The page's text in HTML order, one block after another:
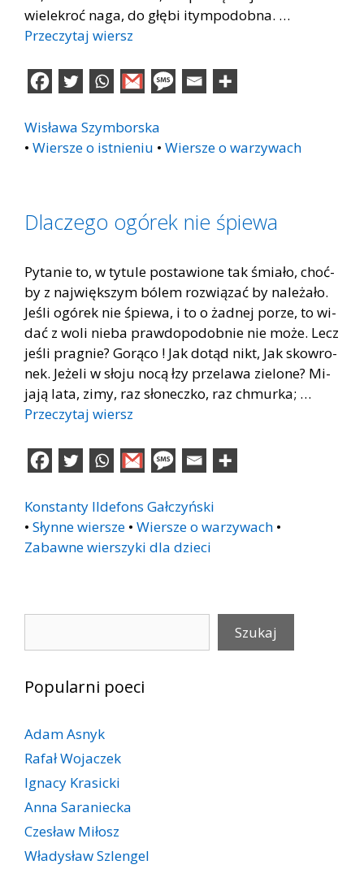
wie­le­kroć naga, do głę­bi itym­po­dob­na. …
Przeczytaj wiersz
Wisława Szymborska
• Wiersze o istnieniu • Wiersze o warzywach
Dlaczego ogórek nie śpiewa
Py­ta­nie to, w ty­tu­le po­sta­wio­ne tak śmia­ło, choć­
by z naj­więk­szym bó­lem roz­wią­zać by na­le­ża­ło.
Je­śli ogó­rek nie śpie­wa, i to o żad­nej po­rze, to wi­
dać z woli nie­ba praw­do­po­dob­nie nie może. Lecz
je­śli pra­gnie? Go­rą­co ! Jak do­tąd nikt, Jak skow­ro­
nek. Je­że­li w sło­ju nocą łzy prze­la­wa zie­lo­ne? Mi­
ja­ją lata, zimy, raz sło­necz­ko, raz chmur­ka; …
Przeczytaj wiersz
Konstanty Ildefons Gałczyński
• Słynne wiersze • Wiersze o warzywach •
Zabawne wierszyki dla dzieci
Szukaj
Popularni poeci
Adam Asnyk
Rafał Wojaczek
Ignacy Krasicki
Anna Saraniecka
Czesław Miłosz
Władysław Szlengel